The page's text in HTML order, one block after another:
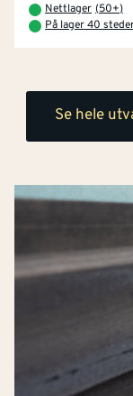
Nettlager (50+)
På lager 40
Se hele